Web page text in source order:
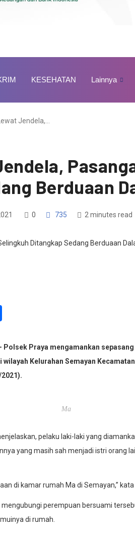
KESEHATAN Lainnya
Jendela,…
Berduaan
0 735 2 minutes read
Polsek Praya mengamankan
Kelurahan Semayan
Ma
pelaku laki-laki yang
yang masih sah menjadi istri orang
di kamar rumah Ma di Semayan,” kata
mengubungi perempuan bersuami
di rumah.